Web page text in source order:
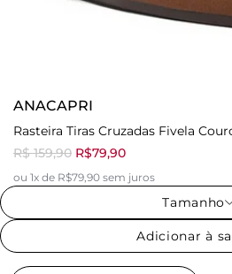
ANACAPRI
Rasteira Tiras Cruzadas Fivela
R$ 159,90 R$79,90
ou 1x de R$79,90 sem juros
Tamanho
Adicionar à